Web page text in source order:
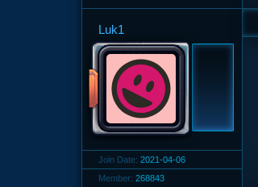
Luk1
Join Date: 2021-04-06
Member: 268843